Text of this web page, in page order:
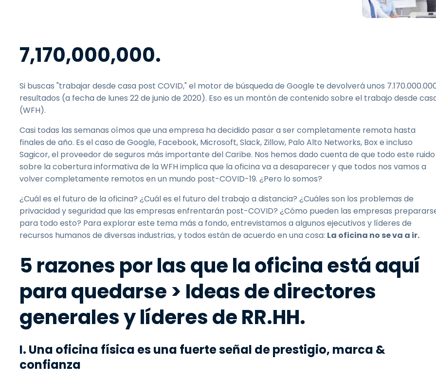
Acceso remoto a través
Seguridad del punto final
7,170,000,000.
Si buscas "trabajar desde casa post COVID," el motor de búsqueda de Google te devolverá unos
resultados (a fecha de lunes 22 de junio de 2020). Eso es un montón de contenido sobre el trabajo desde
(WFH).
Casi todas las semanas oímos que una empresa ha decidido pasar a ser completamente remota hasta
finales de año. Es el caso de Google, Facebook, Microsoft, Slack, Zillow, Palo Alto Networks, Box e incluso
Sagicor, el proveedor de seguros más importante del Caribe. Nos hemos dado cuenta de que todo este ruido
sobre la cobertura informativa de la WFH implica que la oficina va a desaparecer y que todos nos vamos a
volver completamente remotos en un mundo post-COVID-19. ¿Pero lo somos?
¿Cuál es el futuro de la oficina? ¿Cuál es el futuro del trabajo a distancia? ¿Cuáles son los problemas de
privacidad y seguridad que las empresas enfrentarán post-COVID? ¿Cómo pueden las empresas
para todo esto? Para explorar este tema más a fondo, entrevistamos a algunos ejecutivos y líderes de
recursos humanos de diversas industrias, y todos están de acuerdo en una cosa: La oficina no se va a ir.
5 razones por las que la oficina está aquí
para quedarse > Ideas de directores
generales y líderes de RR.HH.
I. Una oficina física es una fuerte señal de prestigio, marca &
confianza